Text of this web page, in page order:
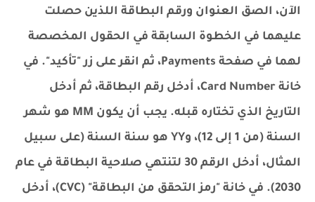
الآن، الصق العنوان ورقم البطاقة اللذين حصلت
عليهما في الخطوة السابقة في الحقول المخصصة
لهما في صفحة Payments، ثم انقر على زر "تأكيد". في
خانة Card Number، أدخل رقم البطاقة، ثم أدخل
التاريخ الذي تختاره قبله. يجب أن يكون MM هو شهر
السنة (من 1 إلى 12)، وYY هو سنة السنة (على سبيل
المثال، أدخل الرقم 30 لتنتهي صلاحية البطاقة في عام
2030). في خانة "رمز التحقق من البطاقة" (CVC)، أدخل